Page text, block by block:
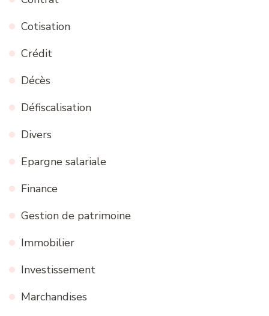
Cotisation
Crédit
Décès
Défiscalisation
Divers
Epargne salariale
Finance
Gestion de patrimoine
Immobilier
Investissement
Marchandises